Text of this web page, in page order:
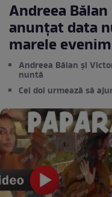
Andreea
anunțat data
marele
Andreea Bălan și
nuntă
Cei doi urmează să